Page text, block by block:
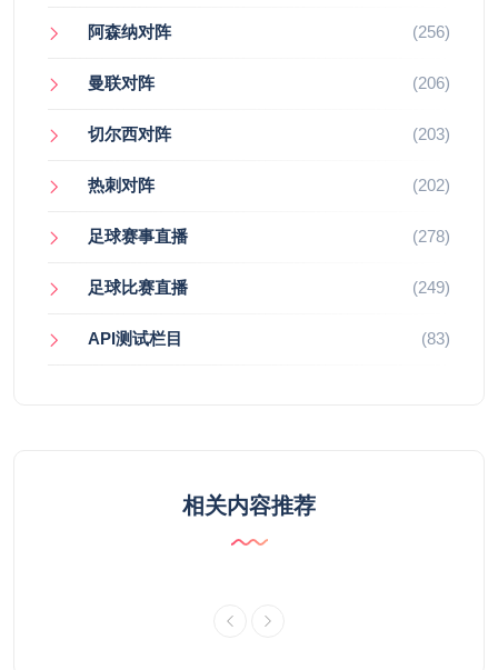
阿森纳对阵 (256)
曼联对阵 (206)
切尔西对阵 (203)
热刺对阵 (202)
足球赛事直播 (278)
足球比赛直播 (249)
API测试栏目 (83)
相关内容推荐